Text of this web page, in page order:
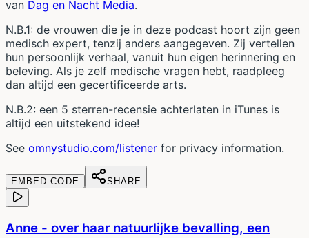
van Dag en Nacht Media.
N.B.1: de vrouwen die je in deze podcast hoort zijn geen
medisch expert, tenzij anders aangegeven. Zij vertellen
hun persoonlijk verhaal, vanuit hun eigen herinnering en
beleving. Als je zelf medische vragen hebt, raadpleeg
dan altijd een gecertificeerde arts.
N.B.2: een 5 sterren-recensie achterlaten in iTunes is
altijd een uitstekend idee!
See omnystudio.com/listener for privacy information.
EMBED CODE SHARE
Anne - over haar natuurlijke bevalling, een